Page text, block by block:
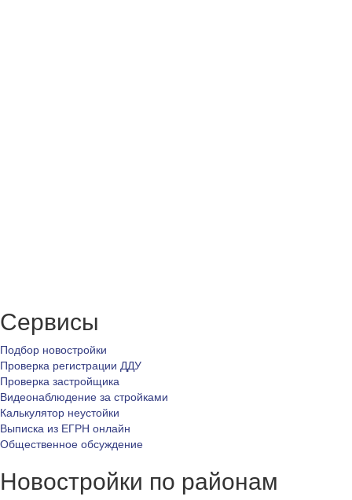
Сервисы
Подбор новостройки
Проверка регистрации ДДУ
Проверка застройщика
Видеонаблюдение за стройками
Калькулятор неустойки
Выписка из ЕГРН онлайн
Общественное обсуждение
Новостройки по районам